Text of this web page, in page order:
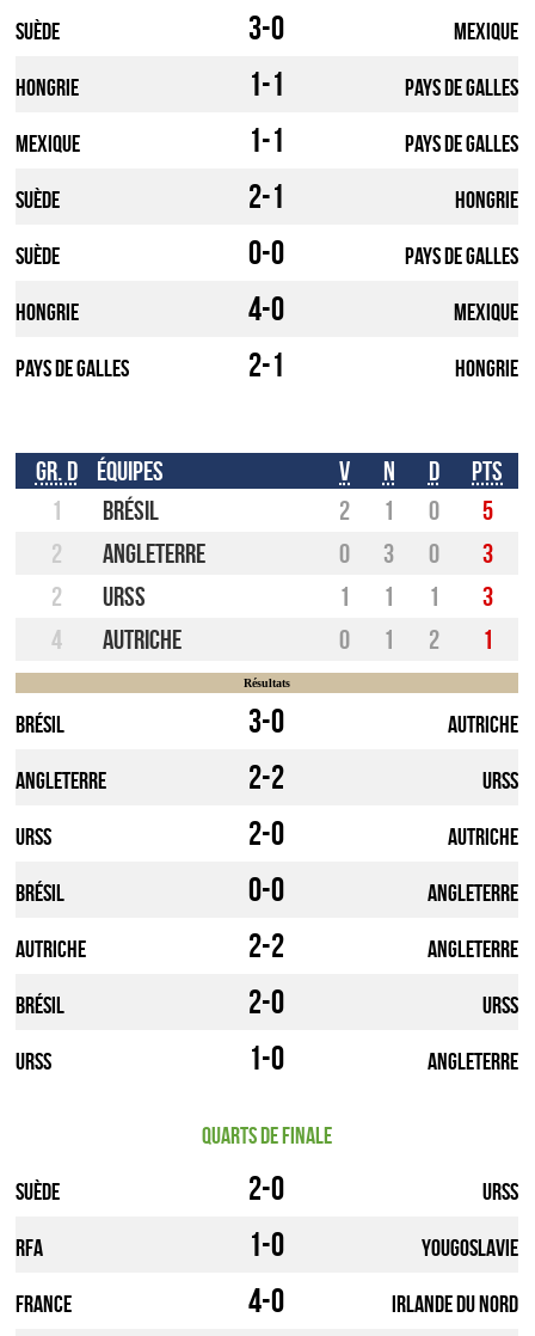
Suède 3-0 Mexique
Hongrie 1-1 pays de galles
Mexique 1-1 pays de galles
Suède 2-1 Hongrie
Suède 0-0 pays de galles
Hongrie 4-0 Mexique
pays de galles 2-1 Hongrie
Gr. D Équipes V N D
Pts
1
Brésil 2 1 0
5
2
Angleterre 0 3 0
3
2
URSS 1 1 1
3
4
Autriche 0 1 2 1
Résultats
Brésil 3-0 Autriche
Angleterre 2-2 URSS
URSS 2-0 Autriche
Brésil 0-0 Angleterre
Autriche 2-2 Angleterre
Brésil 2-0 URSS
URSS 1-0 Angleterre
Quarts de finale
Suède 2-0 URSS
RFA 1-0 Yougoslavie
France 4-0 Irlande du Nord